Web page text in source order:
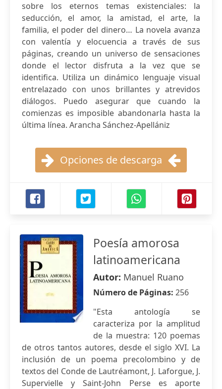
sobre los eternos temas existenciales: la
seducción, el amor, la amistad, el arte, la
familia, el poder del dinero… La novela avanza
con valentía y elocuencia a través de sus
páginas, creando un universo de sensaciones
donde el lector disfruta a la vez que se
identifica. Utiliza un dinámico lenguaje visual
entrelazado con unos brillantes y atrevidos
diálogos. Puedo asegurar que cuando la
comienzas es imposible abandonarla hasta la
última línea. Arancha Sánchez-Apellániz
Opciones de descarga
Poesía amorosa
latinoamericana
Autor: Manuel Ruano
Número de Páginas: 256
"Esta antología se
caracteriza por la amplitud
de la muestra: 120 poemas
de otros tantos autores, desde el siglo XVI. La
inclusión de un poema precolombino y de
textos del Conde de Lautréamont, J. Laforgue, J.
Supervielle y Saint-John Perse es aporte